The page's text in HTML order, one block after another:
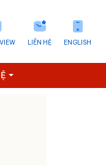
ENGLISH
LIÊN HỆ